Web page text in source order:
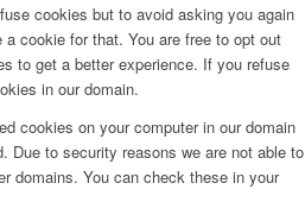
cookies but to avoid asking you again
cookie for that. You are free to opt out
to get a better experience. If you refuse
in our domain.
cookies on your computer in our domain
Due to security reasons we are not able to
domains. You can check these in your